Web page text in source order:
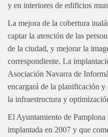
y en interiores de edificios
La mejora de la cobertura
captar la atención de las
de la ciudad, y mejorar la
correspondiente. La
Asociación Navarra de
encargará de la planificación
la infraestructura y
El Ayuntamiento de
implantada en 2007 y que